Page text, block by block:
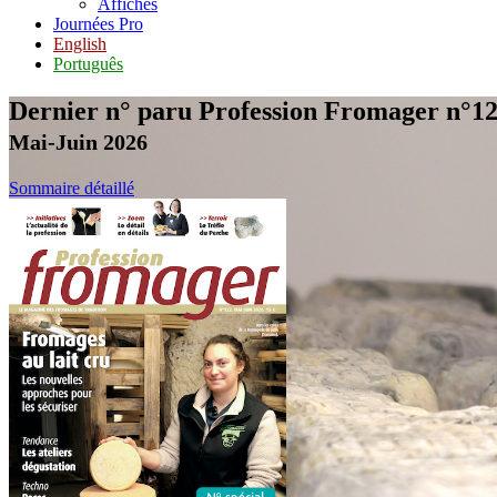
Affiches
Journées Pro
English
Português
Dernier n° paru Profession Fromager
Mai-Juin 2026
Sommaire détaillé